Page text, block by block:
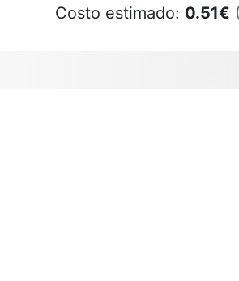
Costo estimado: 0.51€